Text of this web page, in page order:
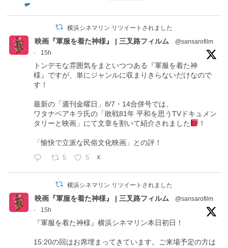
横浜シネマリン リツイートされました
映画『軍服を着た神様』 | 三叉路フィルム
@sansarofilm
·
15h
トンデモな雰囲気をまといつつある『軍服を着た神
様』ですが、単にジャンルに収まりきらないだけなので
す！
最新の「週刊金曜日」8/7・14合併号では、
ワタナベアキラ氏の「敗戦81年 平和を思うTVドキュメン
タリーと映画」にて文章を割いて紹介されました
！
「愉快で立派な民俗文化映画」との評！
5 5 X
横浜シネマリン リツイートされました
映画『軍服を着た神様』 | 三叉路フィルム
@sansarofilm
·
15h
『軍服を着た神様』横浜シネマリン本日初日！
15:20の回はお席埋まってきています。ご来場予定の方は